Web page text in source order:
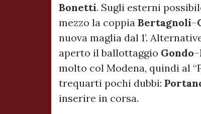
Bonetti. Sugli esterni
mezzo la coppia Bertagnoli–
nuova maglia dal 1’.
aperto il ballottaggio Gondo–
molto col Modena, quindi al
trequarti pochi dubbi:
inserire in corsa.